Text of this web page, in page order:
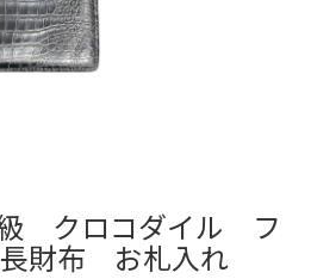
クロコダイル フ
財布 お札入れ